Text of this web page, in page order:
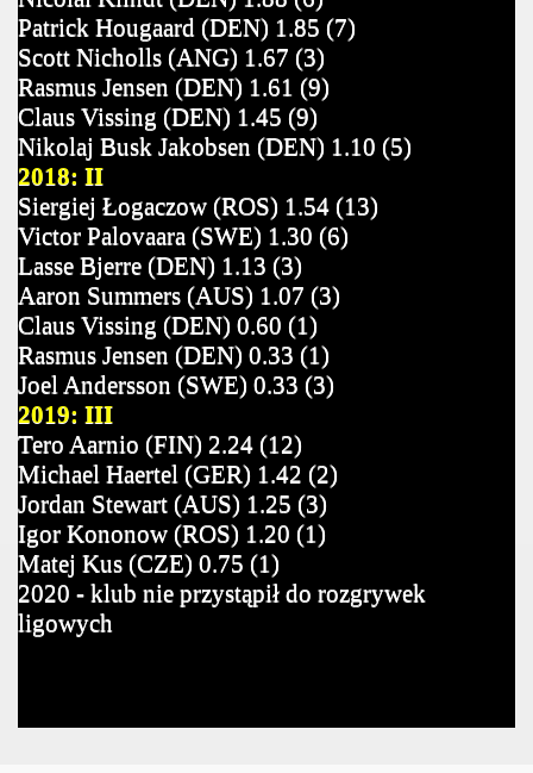
Patrick Hougaard (DEN) 1.85 (7)
Scott Nicholls (ANG) 1.67 (3)
Rasmus Jensen (DEN) 1.61 (9)
Claus Vissing (DEN) 1.45 (9)
Nikolaj Busk Jakobsen (DEN) 1.10 (5)
2018: II
Siergiej Łogaczow (ROS) 1.54 (13)
Victor Palovaara (SWE) 1.30 (6)
Lasse Bjerre (DEN) 1.13 (3)
Aaron Summers (AUS) 1.07 (3)
Claus Vissing (DEN) 0.60 (1)
Rasmus Jensen (DEN) 0.33 (1)
Joel Andersson (SWE) 0.33 (3)
2019: III
Tero Aarnio (FIN) 2.24 (12)
Michael Haertel (GER) 1.42 (2)
Jordan Stewart (AUS) 1.25 (3)
Igor Kononow (ROS) 1.20 (1)
Matej Kus (CZE) 0.75 (1)
2020 - klub nie przystąpił do rozgrywek
ligowych